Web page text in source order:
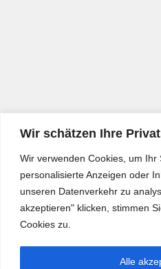
Wir schätzen Ihre
Wir verwenden Cookies, um Ihr
personalisierte Anzeigen oder
unseren Datenverkehr zu
akzeptieren" klicken, stimmen
Cookies zu.
Alle